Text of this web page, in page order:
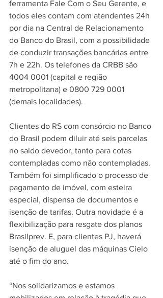
ferramenta Fale Com o Seu Gerente, e
todos eles contam com atendentes 24h
por dia na Central de Relacionamento
do Banco do Brasil, com a possibilidade
de conduzir transações bancárias entre
7h e 22h. Os telefones da CRBB são
4004 0001 (capital e região
metropolitana) e 0800 729 0001
(demais localidades).
Clientes do RS com consórcio no Banco
do Brasil podem diluir até seis parcelas
no saldo devedor, tanto para cotas
contempladas como não contempladas.
Também foi simplificado o processo de
pagamento de imóvel, com esteira
especial, dispensa de documentos e
isenção de tarifas. Outra novidade é a
flexibilização para resgate dos planos
Brasilprev. E, para clientes PJ, haverá
isenção de aluguel das máquinas Cielo
até o fim do ano.
“Nos solidarizamos e estamos